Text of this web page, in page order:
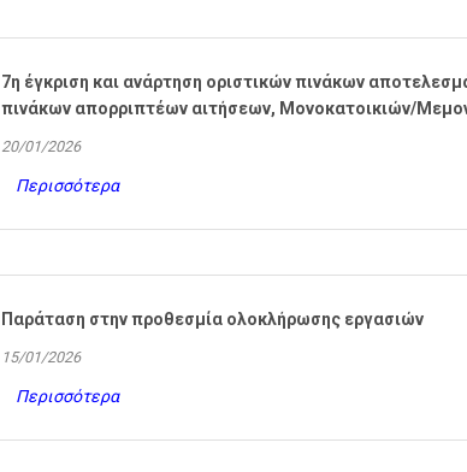
7η έγκριση και ανάρτηση οριστικών πινάκων
πινάκων απορριπτέων αιτήσεων, Μονοκατοικιών/
20/01/2026
Περισσότερα
Παράταση στην προθεσμία ολοκλήρωσης εργασιών
15/01/2026
Περισσότερα